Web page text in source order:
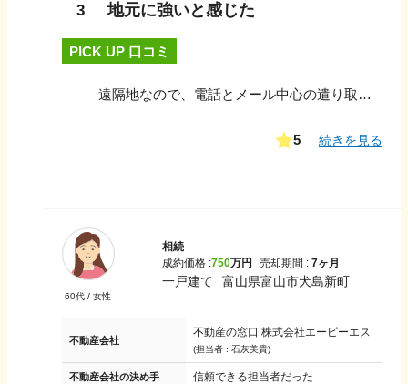
3 地元に強いと感じた
PICK UP 口コミ
遠隔地なので、電話とメール中心の遣り取りでした。こまめに連絡を頂き、その都度状況を詳しく説明して頂きました。毎回の対応も丁寧で良かったです。
5 続きを見る
60代 /女性
相続
成約価格 :750万円 売却期間 : 7ヶ月
一戸建て 富山県富山市犬島新町
不動産会社
不動産の窓口 株式会社エーピーエス
(担当者 : 石灰美貴)
不動産会社の決め手 信頼できる担当者だった